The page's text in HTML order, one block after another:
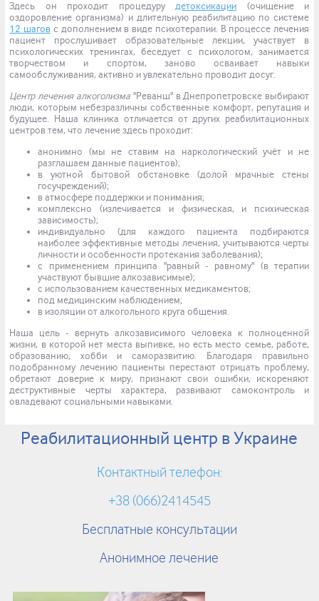
Здесь он проходит процедурудетоксикации (очищение и
оздоровление организма) и длительную реабилитацию по системе
12 шагов с дополнением в виде психотерапии. В процессе лечения
пациент прослушивает образовательные лекции, участвует в
психологических тренингах, беседует с психологом, занимается
творчеством и спортом, заново осваивает навыки
самообслуживания, активно и увлекательно проводит досуг.
Центр лечения алкоголизма"Реванш" в Днепропетровске выбирают
люди, которым небезразличны собственные комфорт, репутация и
будущее. Наша клиника отличается от других реабилитационных
центров тем, что лечение здесь проходит:
анонимно (мы не ставим на наркологический учёт и не
разглашаем данные пациентов);
в уютной бытовой обстановке (долой мрачные стены
госучреждений);
в атмосфере поддержки и понимания;
комплексно (излечивается и физическая, и психическая
зависимость);
индивидуально (для каждого пациента подбираются
наиболее эффективные методы лечения, учитываются черты
личности и особенности протекания заболевания);
с применением принципа "равный - равному" (в терапии
участвуют бывшие алкозависимые);
с использованием качественных медикаментов;
под медицинским наблюдением;
в изоляции от алкогольного круга общения.
Наша цель - вернуть алкозависимого человека к полноценной
жизни, в которой нет места выпивке, но есть место семье, работе,
образованию, хобби и саморазвитию. Благодаря правильно
подобранному лечению пациенты перестают отрицать проблему,
обретают доверие к миру, признают свои ошибки, искореняют
деструктивные черты характера, развивают самоконтроль и
овладевают социальными навыками.
Реабилитационный центр в Украине
Контактный телефон:
+38 (066)2414545
Бесплатные консультации
Анонимное лечение